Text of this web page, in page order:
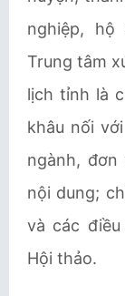
nghiệp,
Trung tâm
lịch tỉnh là
khâu nối
ngành,
nội dung;
và các
Hội thảo.